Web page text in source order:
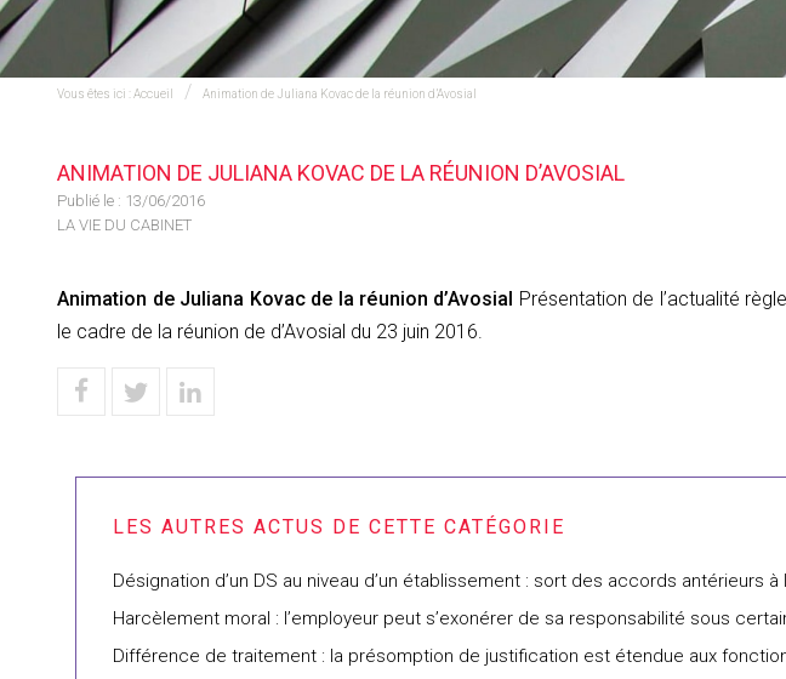
Vous êtes ici :Accueil Animation de Juliana Kovac de la réunion d’Avosial
ANIMATION DE JULIANA KOVAC DE LA RÉUNION D’AVOSIAL
Publié le : 13/06/2016
LA VIE DU CABINET
Animation de Juliana Kovac de la réunion d’Avosial Présentation de l’actualité
le cadre de la réunion de d’Avosial du 23 juin 2016.
Désignation d’un DS au niveau d’un établissement : sort des accords antérieurs à
Harcèlement moral : l’employeur peut s’exonérer de sa responsabilité sous
Différence de traitement : la présomption de justification est étendue aux